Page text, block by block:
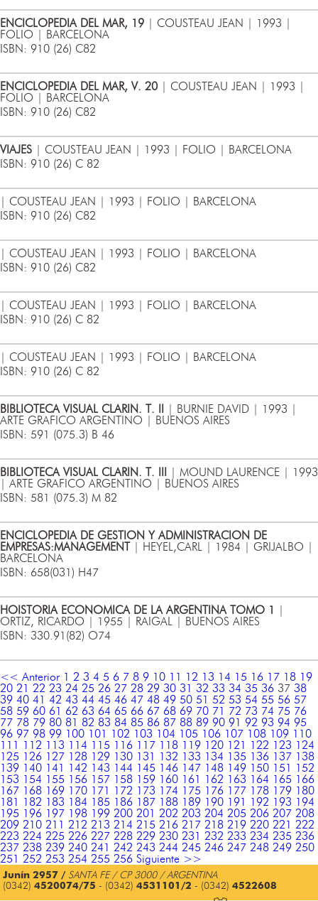
ENCICLOPEDIA DEL MAR, 19 | COUSTEAU JEAN | 1993 |
FOLIO | BARCELONA
ISBN: 910 (26) C82
ENCICLOPEDIA DEL MAR, V. 20 | COUSTEAU JEAN | 1993 |
FOLIO | BARCELONA
ISBN: 910 (26) C82
VIAJES | COUSTEAU JEAN | 1993 | FOLIO | BARCELONA
ISBN: 910 (26) C 82
| COUSTEAU JEAN | 1993 | FOLIO | BARCELONA
ISBN: 910 (26) C82
| COUSTEAU JEAN | 1993 | FOLIO | BARCELONA
ISBN: 910 (26) C82
| COUSTEAU JEAN | 1993 | FOLIO | BARCELONA
ISBN: 910 (26) C 82
| COUSTEAU JEAN | 1993 | FOLIO | BARCELONA
ISBN: 910 (26) C 82
BIBLIOTECA VISUAL CLARIN. T. II
| BURNIE DAVID | 1993 |
ARTE GRAFICO ARGENTINO | BUENOS AIRES
ISBN: 591 (075.3) B 46
BIBLIOTECA VISUAL CLARIN. T. III
| MOUND LAURENCE | 1993
| ARTE GRAFICO ARGENTINO | BUENOS AIRES
ISBN: 581 (075.3) M 82
ENCICLOPEDIA DE GESTION Y ADMINISTRACION DE
EMPRESAS:MANAGEMENT
| HEYEL,CARL | 1984 | GRIJALBO |
BARCELONA
ISBN: 658(031) H47
HOISTORIA ECONOMICA DE LA ARGENTINA TOMO 1
ORTIZ, RICARDO | 1955 | RAIGAL | BUENOS AIRES
ISBN: 330.91(82) O74
<< Anterior 1 2 3 4 5 6 7 8 9 10 11 12 13 14 15 16 17 18 19
20 21 22 23 24 25 26 27 28 29 30 31 32 33 34 35 36 37 38
39 40 41 42 43 44 45 46 47 48 49 50 51 52 53 54 55 56 57
58 59 60 61 62 63 64 65 66 67 68 69 70 71 72 73 74 75 76
77 78 79 80 81 82 83 84 85 86 87 88 89 90 91 92 93 94 95
96 97 98 99 100 101 102 103 104 105 106 107 108 109 110
111
112 113 114 115 116 117 118 119 120 121 122 123 124
125 126 127 128 129 130 131 132 133 134 135 136 137 138
139 140 141 142 143 144 145 146 147 148 149 150 151
152
153 154 155 156 157 158 159 160 161 162 163 164 165 166
167 168 169 170 171 172 173 174 175 176 177 178 179 180
181
182 183 184 185 186 187 188 189 190 191 192 193 194
195 196 197 198 199 200 201 202 203 204 205 206 207 208
209 210 211 212 213 214 215 216 217 218 219 220 221 222
223 224 225 226 227 228 229 230 231 232 233 234 235 236
237 238 239 240 241 242 243 244 245 246 247 248 249 250
251 252 253 254 255 256 Siguiente >>
Junín 2957 / SANTA FE / CP 3000 / ARGENTINA
(0342)4520074/75 - (0342)4531101/2 - (0342)4522608